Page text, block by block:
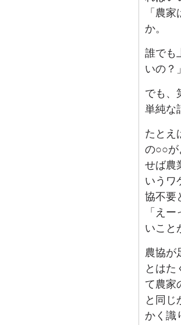
「農
か。
誰でも
いの？
でも、
単純な
たとえ
の○○が
せば農
いうワ
協不要
「え
いこと
農協が
とはた
て農家
と同じ
かく識